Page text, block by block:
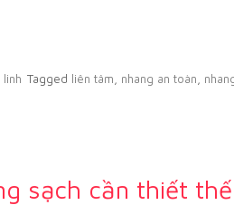
linh Tagged liên tâm nhang an toàn
sạch cần thiết